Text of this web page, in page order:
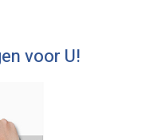
voor U!